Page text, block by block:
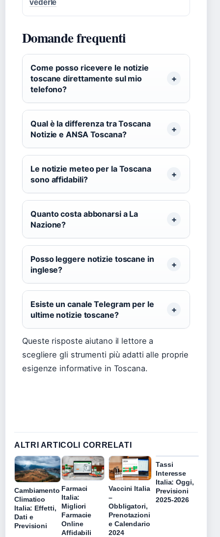
vederle
Domande frequenti
Come posso ricevere le notizie
toscane direttamente sul mio
telefono?
Qual è la differenza tra Toscana
Notizie e ANSA Toscana?
Le notizie meteo per la Toscana
sono affidabili?
Quanto costa abbonarsi a La
Nazione?
Posso leggere notizie toscane in
inglese?
Esiste un canale Telegram per le
ultime notizie toscane?
Queste risposte aiutano il lettore a
scegliere gli strumenti più adatti alle proprie
esigenze informative in Toscana.
ALTRI ARTICOLI CORRELATI
Cambiamento
Climatico
Italia: Effetti,
Dati e
Previsioni
Farmaci
Italia:
Migliori
Farmacie
Online
Affidabili
Vaccini Italia
–
Obbligatori,
Prenotazioni
e Calendario
2024
Tassi
Interesse
Italia: Oggi,
Previsioni
2025-2026